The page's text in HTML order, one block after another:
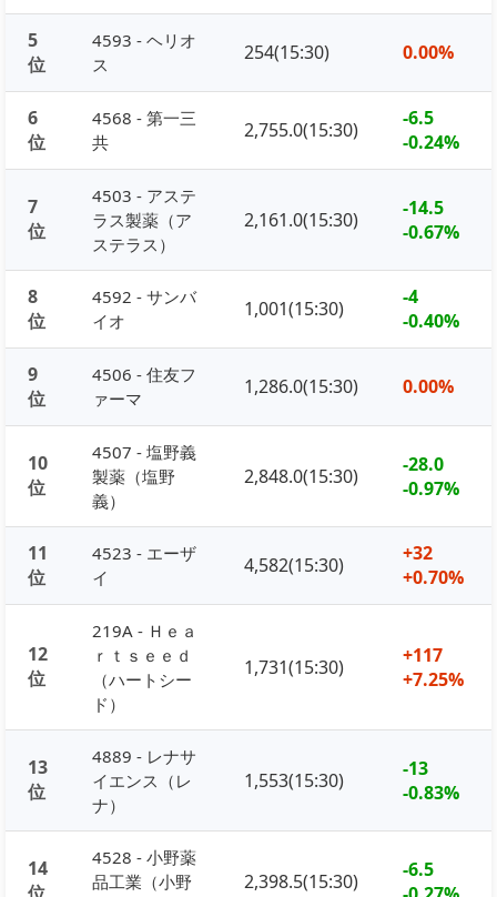
5
位
4593 - ヘリオ
ス
254(15:30) 0.00%
6
位
4568 - 第一三
共
2,755.0(15:30)
-6.5
-0.24%
7
位
4503 - アステ
ラス製薬（ア
ステラス）
2,161.0(15:30)
-14.5
-0.67%
8
位
4592 - サンバ
イオ
1,001(15:30)
-4
-0.40%
9
位
4506 - 住友フ
ァーマ
1,286.0(15:30) 0.00%
10
位
4507 - 塩野義
製薬（塩野
義）
2,848.0(15:30)
-28.0
-0.97%
11
位
4523 - エーザ
イ
4,582(15:30)
+32
+0.70%
12
位
219A - Ｈｅａ
ｒｔｓｅｅｄ
（ハートシー
ド）
1,731(15:30)
+117
+7.25%
13
位
4889 - レナサ
イエンス（レ
ナ）
1,553(15:30)
-13
-0.83%
14
4528 - 小野薬
品工業（小野
2,398.5(15:30)
-6.5